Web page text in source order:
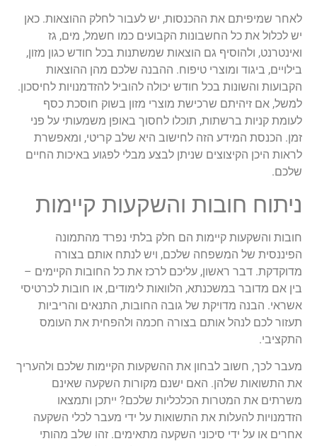
לאחר שמיפיתם את ההכנסות, יש לעבור לחלק ההוצאות. כאן
יש לכלול את כל החשבונות הקבועים כמו חשמל, מים, גז
ואינטרנט, ולהוסיף גם הוצאות שמשתנות בכל חודש כגון מזון,
בילויים, ביגוד ומוצרי טיפוח. ההבנה שלכם מהן ההוצאות
הקבועות והשונות בכל חודש יכולה להוביל להזדמנויות לחיסכון.
למשל, אם זיהיתם שרכישת מוצרי מזון בשוק חוסכת כסף
לעומת קניות ברשתות, תוכלו לחסוך באופן משמעותי על פני
זמן. הכנסת המידע הזה לחישוב היא שלב קריטי, ומאפשרת
לראות היכן הקיצוצים שניתן לבצע מבלי לפגוע באיכות החיים
שלכם.
ניתוח חובות והשקעות קיימות
חובות והשקעות קיימות הם חלק בלתי נפרד מהתמונה
הפיננסית של המשפחה שלכם, ויש לנתח אותם בצורה
מדוקדקת. דבר ראשון, עליכם לרכז את כל החובות הקיימים –
בין אם מדובר במשכנתא, הלוואות לימודים, או חובות לכרטיסי
אשראי. הבנה מדויקת של גובה החובות, התנאים והריביות
תעזור לכם לנהל אותם בצורה חכמה ולהפחית את העומס
התקציבי.
מעבר לכך, חשוב לבחון את ההשקעות הקיימות שלכם ולהעריך
את התשואות שלהן. האם ישנם מקורות השקעה שאינם
משרתים את המטרות הכלכליות שלכם? ייתכן ותמצאו
הזדמנויות להעלות את התשואות על ידי מעבר לכלי השקעה
אחרים או על ידי סיכוני השקעה מתאימים. זהו שלב מהותי